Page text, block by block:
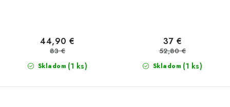
Skladom (1 ks)
44,90 €
83 €
Skladom (1 ks)
37 €
52,80 €